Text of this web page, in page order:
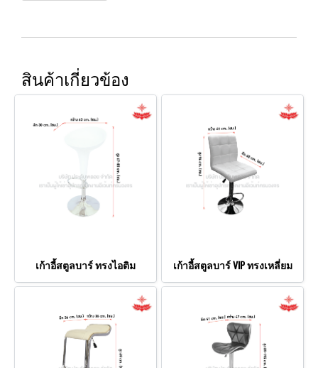
สินค้าเกี่ยวข้อง
เก้าอี้สตูลบาร์ ทรงไอติม เก้าอี้สตูลบาร์ VIP ทรงเหลี่ยม